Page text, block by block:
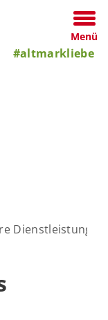
Menü
#altmarkliebe
Dienstleistungen